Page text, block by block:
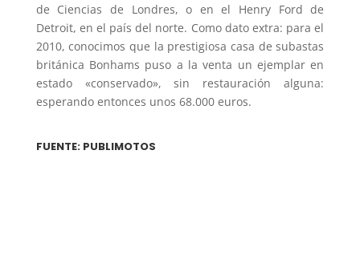
de Ciencias de Londres, o en el Henry Ford de
Detroit, en el país del norte. Como dato extra: para el
2010, conocimos que la prestigiosa casa de subastas
británica Bonhams puso a la venta un ejemplar en
estado «conservado», sin restauración alguna:
esperando entonces unos 68.000 euros.
FUENTE: PUBLIMOTOS